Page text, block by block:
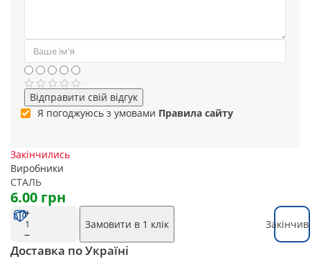
Відправити свій відгук
Я погоджуюсь з умовами Правила сайту
Закінчились
Виробники
СТАЛЬ
6.00 грн
Замовити в 1 клік
Доставка по Україні